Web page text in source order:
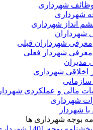
شهرداری
شهرداری
انداز شهرداری
شهرداران قبلی
شهردار فعلی
شهرداری
مالی و عملکردی شهرداری
شهرداری
شهردار
بوجه شهرداری ها